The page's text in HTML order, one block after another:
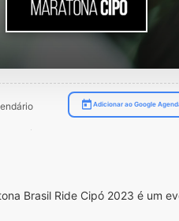
Adicionar ao Google
Brasil Ride Cipó 2023 é um